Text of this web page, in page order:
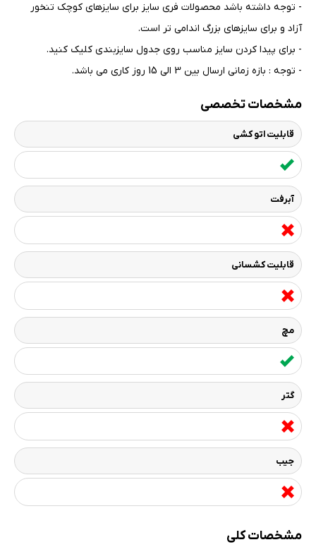
- توجه داشته باشد محصولات فری سایز برای سایزهای کوچک تنخور
آزاد و برای سایزهای بزرگ اندامی تر است.
- برای پیدا کردن سایز مناسب روی جدول سایزبندی کلیک کنید.
- توجه : بازه زمانی ارسال بین 3 الی 15 روز کاری می باشد.
مشخصات تخصصی
قابلیت اتو کشی
آبرفت
قابلیت کشسانی
مچ
گتر
جیب
مشخصات کلی